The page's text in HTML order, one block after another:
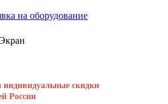
на оборудование
скидки
России